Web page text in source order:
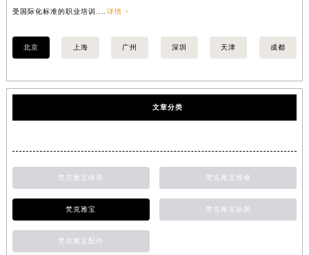
受国际化标准的职业培训.... 详情 >
北京 上海 广州 深圳 天津 成都
文章分类
梵克雅宝保养 梵克雅宝维修
梵克雅宝 梵克雅宝新闻
梵克雅宝配件